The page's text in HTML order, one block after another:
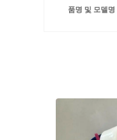
품명 및 모델명